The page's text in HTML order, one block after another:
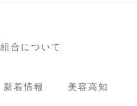
組合について
新着情報 美容高知